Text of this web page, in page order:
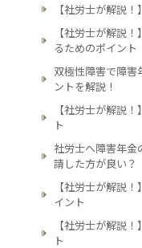
【社労士が解説
【社労士が解説
るためのポイント
双極性障害で障害
ントを解説！
【社労士が解説
ト
社労士へ障害年金
請した方が良い？
【社労士が解説
イント
【社労士が解説
ト